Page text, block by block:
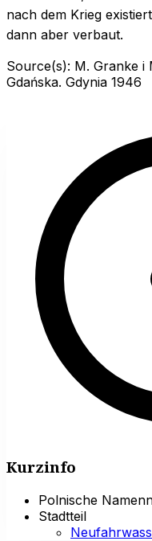
nach dem Krieg
dann aber verbaut.
Source(s): M. Granke i
Gdańska. Gdynia 1946
Kurzinfo
Polnische Namen
Stadtteil